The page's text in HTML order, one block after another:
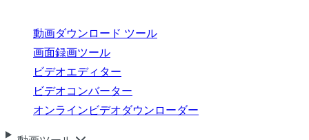
動画ダウンロード ツール
画面録画ツール
ビデオエディター
ビデオコンバーター
オンラインビデオダウンローダー